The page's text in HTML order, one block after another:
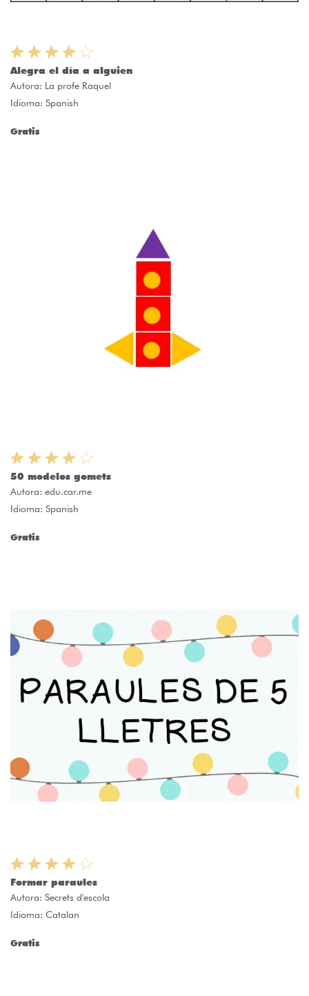
Alegra el día a alguien
Autora: La profe Raquel
Idioma: Spanish
Gratis
50 modelos gomets
Autora: edu.car.me
Idioma: Spanish
Gratis
Formar paraules
Autora: Secrets d'escola
Idioma: Catalan
Gratis